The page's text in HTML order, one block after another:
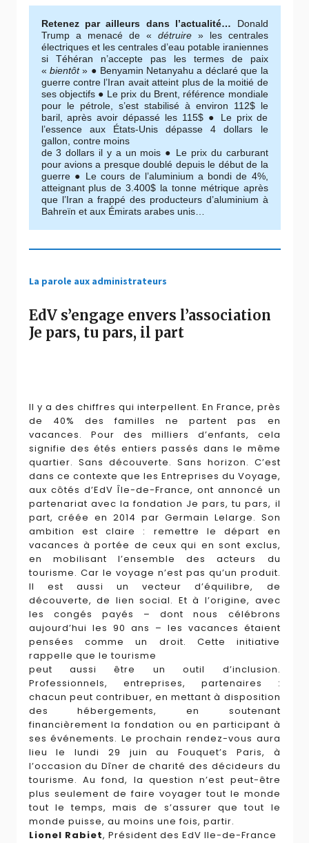
Retenez par ailleurs dans l’actualité… Donald
Trump a menacé de « détruire» les centrales
électriques et les centrales d’eau potable iraniennes
si Téhéran n’accepte pas les termes de paix
« bientôt» ● Benyamin Netanyahu a déclaré que la
guerre contre l’Iran avait atteint plus de la moitié de
ses objectifs ● Le prix du Brent, référence mondiale
pour le pétrole, s’est stabilisé à environ 112$ le
baril, après avoir dépassé les 115$ ● Le prix de
l’essence aux États-Unis dépasse 4 dollars le
gallon, contre moins
de 3 dollars il y a un mois ● Le prix du carburant
pour avions a presque doublé depuis le début de la
guerre ● Le cours de l’aluminium a bondi de 4%,
atteignant plus de 3.400$ la tonne métrique après
que l’Iran a frappé des producteurs d’aluminium à
Bahreïn et aux Émirats arabes unis…
La parole aux administrateurs
EdV s’engage envers l’association
Je pars, tu pars, il part
Il y a des chiffres qui interpellent. En France, près
de 40% des familles ne partent pas en
vacances. Pour des milliers d’enfants, cela
signifie des étés entiers passés dans le même
quartier. Sans découverte. Sans horizon. C’est
dans ce contexte que les Entreprises du Voyage,
aux côtés d’EdV Île-de-France, ont annoncé un
partenariat avec la fondation Je pars, tu pars, il
part, créée en 2014 par Germain Lelarge. Son
ambition est claire : remettre le départ en
vacances à portée de ceux qui en sont exclus,
en mobilisant l’ensemble des acteurs du
tourisme. Car le voyage n’est pas qu’un produit.
Il est aussi un vecteur d’équilibre, de
découverte, de lien social. Et à l’origine, avec
les congés payés – dont nous célébrons
aujourd’hui les 90 ans – les vacances étaient
pensées comme un droit. Cette initiative
rappelle que le tourisme
peut aussi être un outil d’inclusion.
Professionnels, entreprises, partenaires :
chacun peut contribuer, en mettant à disposition
des hébergements, en soutenant
financièrement la fondation ou en participant à
ses événements. Le prochain rendez-vous aura
lieu le lundi 29 juin au Fouquet’s Paris, à
l’occasion du Dîner de charité des décideurs du
tourisme. Au fond, la question n’est peut-être
plus seulement de faire voyager tout le monde
tout le temps, mais de s’assurer que tout le
monde puisse, au moins une fois, partir.
Lionel Rabiet, Président des EdV Ile-de-France